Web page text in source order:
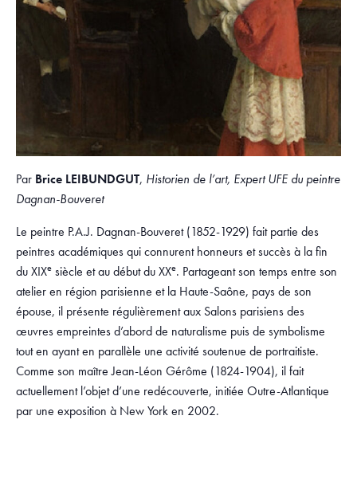
Par Brice LEIBUNDGUT, Historien de l’art, Expert UFE du peintre
Dagnan-Bouveret
Le peintre P.A.J. Dagnan-Bouveret (1852-1929) fait partie des
peintres académiques qui connurent honneurs et succès à la fin
du XIXe siècle et au début du XXe. Partageant son temps entre son
atelier en région parisienne et la Haute-Saône, pays de son
épouse, il présente régulièrement aux Salons parisiens des
œuvres empreintes d’abord de naturalisme puis de symbolisme
tout en ayant en parallèle une activité soutenue de portraitiste.
Comme son maître Jean-Léon Gérôme (1824-1904), il fait
actuellement l’objet d’une redécouverte, initiée Outre-Atlantique
par une exposition à New York en 2002.